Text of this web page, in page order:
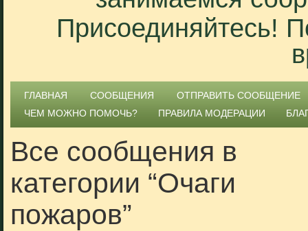
Присоединяйтесь!
ГЛАВНАЯ СООБЩЕНИЯ
ОТПРАВИТЬ СООБЩЕНИЕ
ЧЕМ МОЖНО ПОМОЧЬ?
ПРАВИЛА МОДЕРАЦИИ
Все сообщения в
категории “Очаги
пожаров”